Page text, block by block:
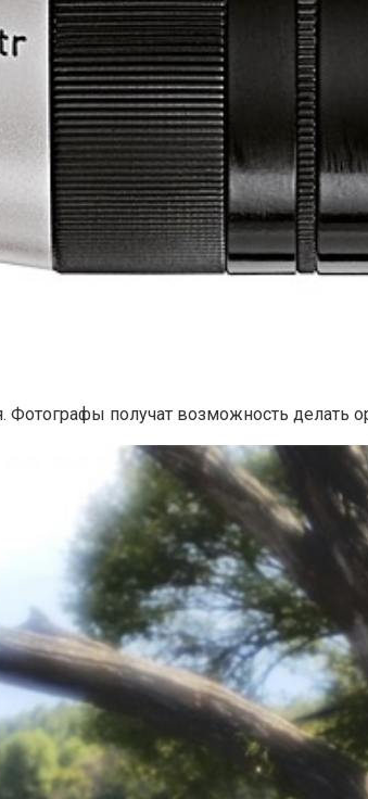
Фотографы получат возможность делать